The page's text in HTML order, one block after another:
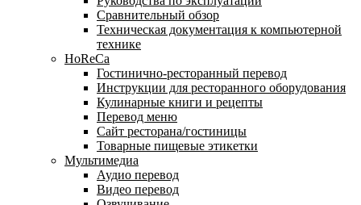
Сравнительный обзор
Техническая документация к компьютерной
технике
HoReCa
Гостинично-ресторанный перевод
Инструкции для ресторанного оборудования
Кулинарные книги и рецепты
Перевод меню
Сайт ресторана/гостиницы
Товарные пищевые этикетки
Мультимедиа
Аудио перевод
Видео перевод